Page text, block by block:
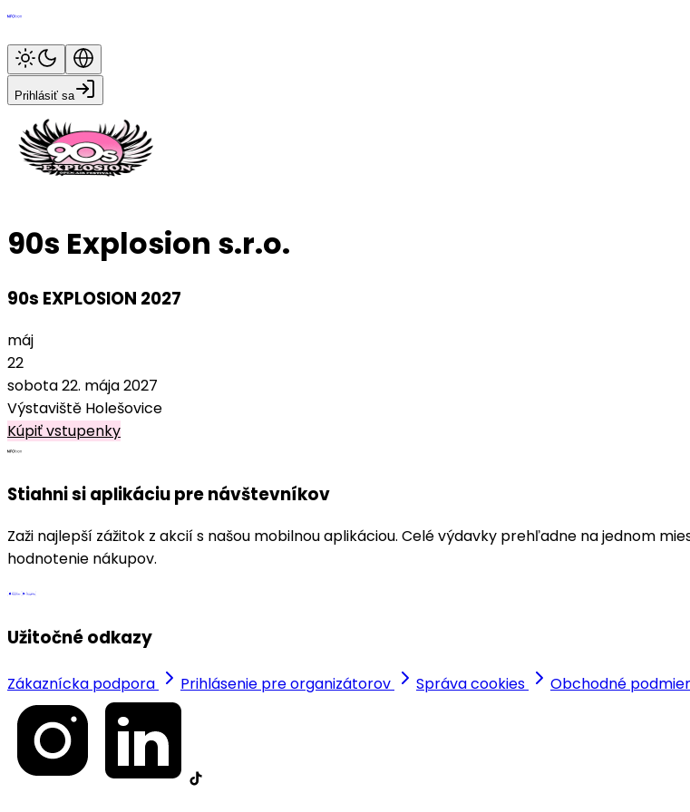
Prihlásiť sa
90s Explosion s.r.o.
90s EXPLOSION 2027
máj
22
sobota 22. mája 2027
Výstaviště Holešovice
Kúpiť vstupenky
Stiahni si aplikáciu pre návštevníkov
Zaži najlepší zážitok z akcií s našou mobilnou aplikáciou. Celé výdavky prehľadne na jednom
hodnotenie nákupov.
Užitočné odkazy
Zákaznícka podpora Prihlásenie pre organizátorov Správa cookies Obchodné